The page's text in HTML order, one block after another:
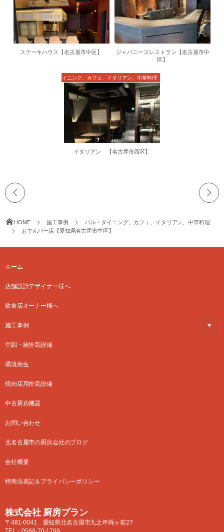
ステーキハウス【名古屋市中区】
ジャパニーズレストラン【名古屋市中
区】
バル・ダイニング、カフェ、イタリアン、中華料理
イタリアン 【名古屋市西区】
HOME 施工事例
バル・ダイニング、カフェ、イタリアン、中華料理
おでんバー店【愛知県名古屋市中区】
ホーム
店舗設計デザイナー様へ
飲食店オーナー様へ
施工事例
空調・給排気設備
環境衛生
焼肉店用排気設備
中古厨房機器
お問い合わせ
北名古屋市の厨房会社のブログ
会社概要
特商法表記＆プライバシーポリシー
株式会社 厨房プラン
〒481-0041 愛知県北名古屋市九之坪両ヶ前27